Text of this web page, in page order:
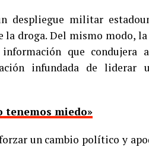
despliegue militar
la droga. Del mismo modo,
que condujera
infundada de liderar
tenemos miedo»
un cambio político y